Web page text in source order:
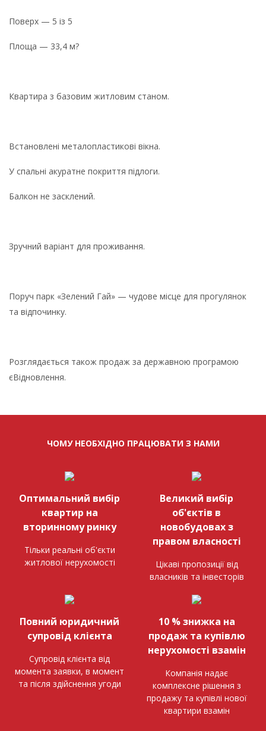
Поверх — 5 із 5
Площа — 33,4 м?
Квартира з базовим житловим станом.
Встановлені металопластикові вікна.
У спальні акуратне покриття підлоги.
Балкон не засклений.
Зручний варіант для проживання.
Поруч парк «Зелений Гай» — чудове місце для прогулянок
та відпочинку.
Розглядається також продаж за державною програмою
єВідновлення.
ЧОМУ НЕОБХІДНО ПРАЦЮВАТИ З НАМИ
Оптимальний вибір
квартир на
вторинному ринку
Тільки реальні об'єкти
житлової нерухомості
Великий вибір
об'єктів в
новобудовах з
правом власності
Цікаві пропозиції від
власників та інвесторів
Повний юридичний
супровід клієнта
Супровід клієнта від
момента заявки, в момент
та після здійснення угоди
10 % знижка на
продаж та купівлю
нерухомості взамін
Компанія надає
комплексне рішення з
продажу та купівлі нової
квартири взамін